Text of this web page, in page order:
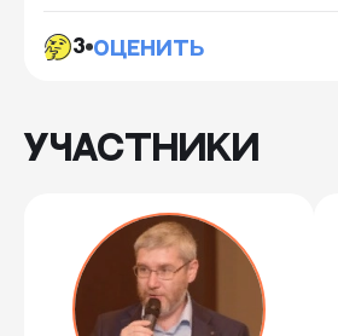
3 ОЦЕНИТЬ
УЧАСТНИКИ